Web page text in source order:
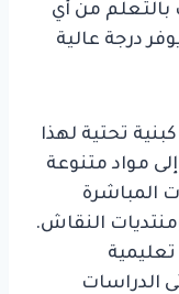
من أي
درجة عالية
تحتية لهذا
مواد متنوعة
المباشرة
ومنتديات النقاش.
الدراسات